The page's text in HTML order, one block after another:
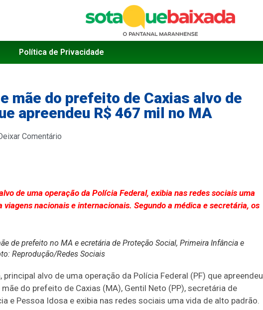
Política de Privacidade
mãe do prefeito de Caxias alvo de
apreendeu R$ 467 mil no MA
Comentário
de uma operação da Polícia Federal, exibia nas redes sociais uma
nacionais e internacionais. Segundo a médica e secretária, os
de prefeito no MA e ecretária de Proteção Social, Primeira Infância e
Reprodução/Redes Sociais
principal alvo de uma operação da Polícia Federal (PF) que apreendeu
do prefeito de Caxias (MA), Gentil Neto (PP), secretária de
e Pessoa Idosa e exibia nas redes sociais uma vida de alto padrão.